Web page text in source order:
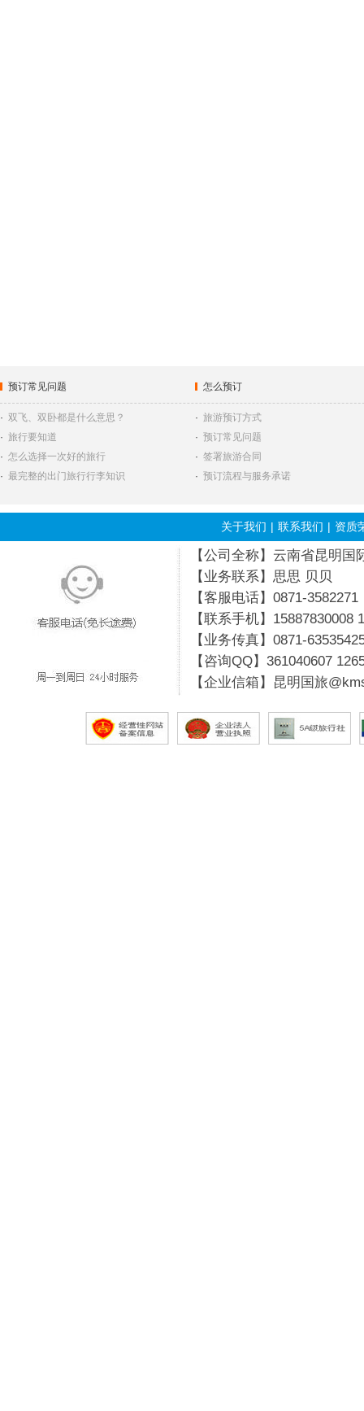
预订常见问题 怎么预订
· 双飞、双卧都是什么意思？
· 旅行要知道
· 怎么选择一次好的旅行
· 最完整的出门旅行行李知识
· 旅游预订方式
· 预订常见问题
· 签署旅游合同
· 预订流程与服务承诺
关于我们 | 联系我们 | 资质
【公司全称】云南省昆明
【业务联系】思思 贝贝
【客服电话】0871-3582271
【联系手机】15887830008
【业务传真】0871-
【咨询QQ】 361040607
【企业信箱】昆明国旅